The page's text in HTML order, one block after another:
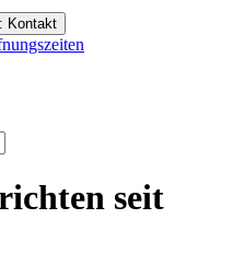
Kontakt
seit